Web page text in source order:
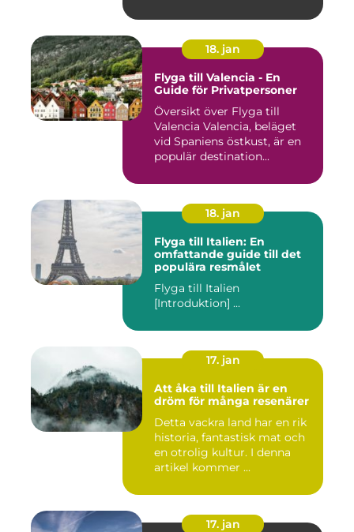
18. jan
Flyga till Valencia - En
Guide för Privatpersoner
Översikt över Flyga till
Valencia Valencia, beläget
vid Spaniens östkust, är en
populär destination...
18. jan
Flyga till Italien: En
omfattande guide till det
populära resmålet
Flyga till Italien
[Introduktion] ...
17. jan
Att åka till Italien är en
dröm för många resenärer
Detta vackra land har en rik
historia, fantastisk mat och
en otrolig kultur. I denna
artikel kommer ...
17. jan